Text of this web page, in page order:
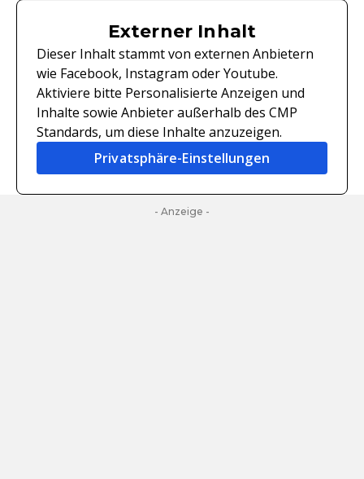
Externer Inhalt
Dieser Inhalt stammt von externen Anbietern
wie Facebook, Instagram oder Youtube.
Aktiviere bitte Personalisierte Anzeigen und
Inhalte sowie Anbieter außerhalb des CMP
Standards, um diese Inhalte anzuzeigen.
Privatsphäre-Einstellungen
- Anzeige -